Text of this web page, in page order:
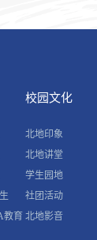
教育
校园文化
北地印象
北地讲堂
学生园地
社团活动
北地影音